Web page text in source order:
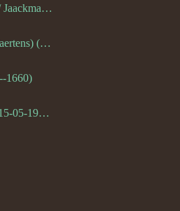
Trijntge Jaecqman / Jaackman (--1651)
Barber Martens (Maertens) (--1658)
1660)
Lenie van Gelder (15-05-1970)